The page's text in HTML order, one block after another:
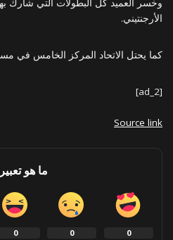
الأرجنتيني.
كما يحتل الاتحاد المركز الخامس في مسابقة
[ad_2]
Source link
ما هو
0
0
0